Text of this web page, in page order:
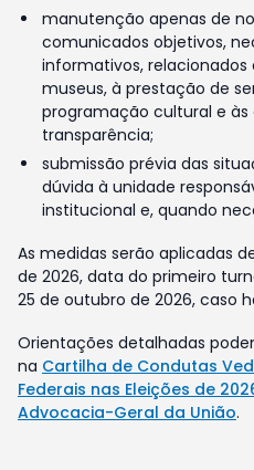
manutenção apenas de
comunicados objetivos,
informativos,
museus, à prestação de
programação cultural e às
transparência;
submissão prévia das
dúvida à unidade
institucional e, quando
As medidas serão aplicadas
de 2026, data do primeiro
25 de outubro de 2026, caso
Orientações detalhadas
na Cartilha de Condutas
Federais nas Eleições de
Advocacia-Geral da União.